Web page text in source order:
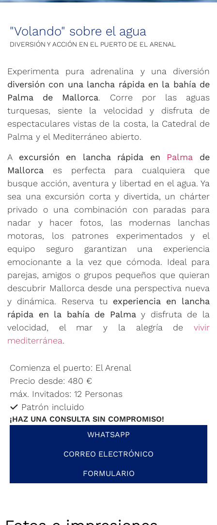
"Volando" sobre el agua
DIVERSIÓN Y ACCIÓN EN EL PUERTO DE EL ARENAL
Experimenta pura adrenalina y una diversión
diversión con una lancha rápida en la bahía de
Palma de Mallorca. Corre por las aguas
turquesas, siente la velocidad y disfruta de
espectaculares vistas de la costa, la Catedral de
Palma y el Mediterráneo abierto.
A excursión en lancha rápida en Palma de
Mallorca es perfecta para cualquiera que
busque acción, aventura y libertad en el agua. Ya
sea una excursión corta y divertida, un chárter
privado o una combinación con paradas para
nadar y hacer fotos, las modernas lanchas
motoras, los patrones experimentados y el
equipo seguro garantizan una experiencia
emocionante a la vez que cómoda. Ideal para
parejas, amigos o grupos pequeños que quieran
descubrir Mallorca desde una perspectiva nueva
y dinámica. Reserva tu experiencia en lancha
rápida en la bahía de Palma y disfruta de la
velocidad, el mar y la alegría de vivir
mediterránea.
Comienza el puerto: El Arenal
Precio desde: 480 €
máx. Invitados: 12 Personas
Patrón incluido
¡HAZ UNA CONSULTA SIN COMPROMISO!
WHATSAPP
CORREO ELECTRÓNICO
FORMULARIO